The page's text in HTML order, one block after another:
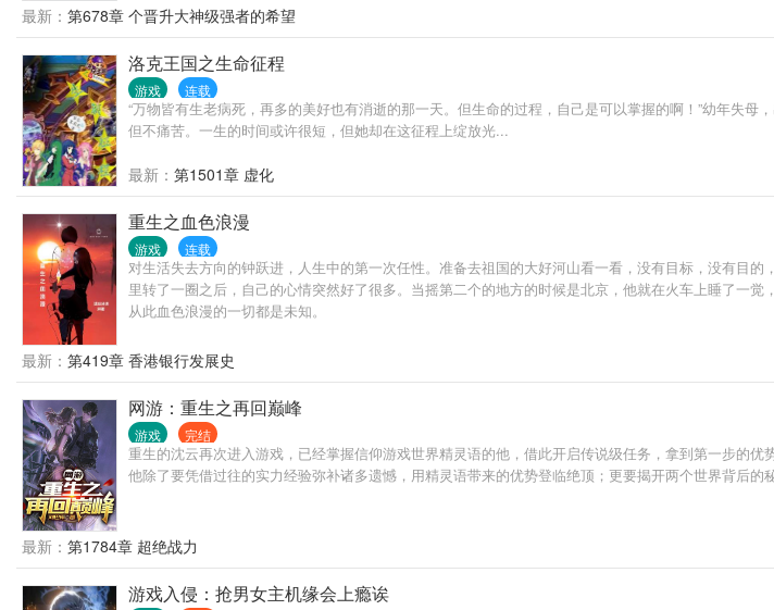
最新： 第678章 个晋升大神级强者的希望
洛克王国之生命征程
游戏 连载
“万物皆有生老病死，再多的美好也有消逝的那一天。但生命的过程，自己是可以掌握的啊！”幼年失
但不痛苦。一生的时间或许很短，但她却在这征程上绽放光...
最新： 第1501章 虚化
重生之血色浪漫
游戏 连载
对生活失去方向的钟跃进，人生中的第一次任性。准备去祖国的大好河山看一看，没有目标，没有目
里转了一圈之后，自己的心情突然好了很多。当摇第二个的地方的时候是北京，他就在火车上睡了一
从此血色浪漫的一切都是未知。
最新： 第419章 香港银行发展史
网游：重生之再回巅峰
游戏 完结
重生的沈云再次进入游戏，已经掌握信仰游戏世界精灵语的他，借此开启传说级任务，拿到第一步的
他除了要凭借过往的实力经验弥补诸多遗憾，用精灵语带来的优势登临绝顶；更要揭开两个世界背后
最新： 第1784章 超绝战力
游戏入侵：抢男女主机缘会上瘾诶